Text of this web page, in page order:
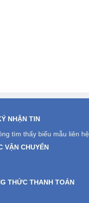
NHẬN TIN
tìm thấy biểu mẫu liên hệ.
VẬN CHUYỂN
THỨC THANH TOÁN